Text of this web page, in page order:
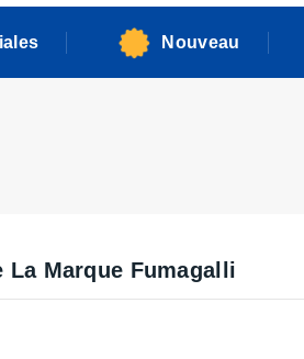
Nouveau
La Marque Fumagalli